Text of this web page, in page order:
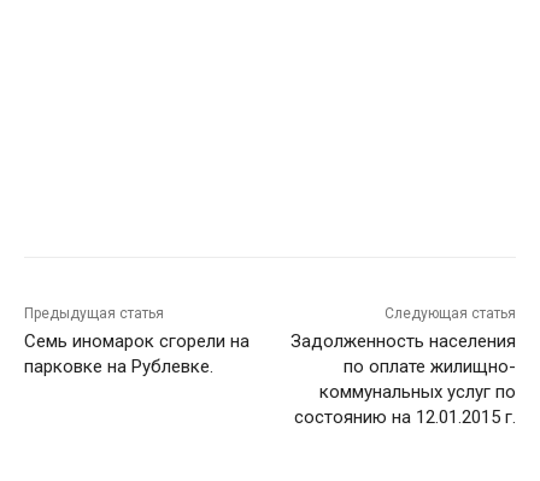
Предыдущая статья
Семь иномарок сгорели на
парковке на Рублевке.
Следующая статья
Задолженность населения
по оплате жилищно-
коммунальных услуг по
состоянию на 12.01.2015 г.